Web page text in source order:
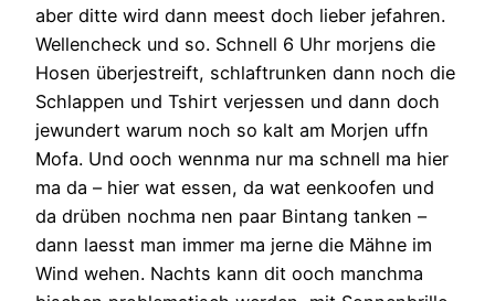
aber ditte wird dann meest doch lieber jefahren.
Wellencheck und so. Schnell 6 Uhr morjens die
Hosen überjestreift, schlaftrunken dann noch die
Schlappen und Tshirt verjessen und dann doch
jewundert warum noch so kalt am Morjen uffn
Mofa. Und ooch wennma nur ma schnell ma hier
ma da – hier wat essen, da wat eenkoofen und
da drüben nochma nen paar Bintang tanken –
dann laesst man immer ma jerne die Mähne im
Wind wehen. Nachts kann dit ooch manchma